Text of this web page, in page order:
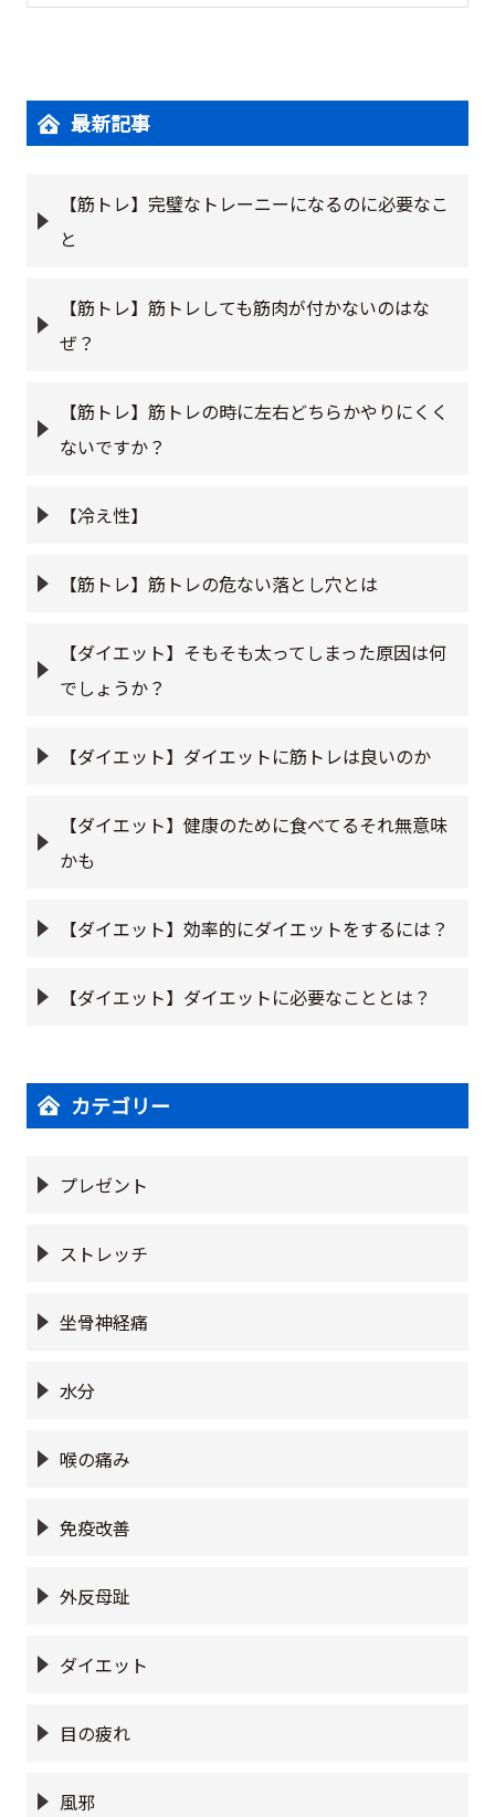
最新記事
【筋トレ】完璧なトレーニーになるのに必要なこ
と
【筋トレ】筋トレしても筋肉が付かないのはな
ぜ？
【筋トレ】筋トレの時に左右どちらかやりにくく
ないですか？
【冷え性】
【筋トレ】筋トレの危ない落とし穴とは
【ダイエット】そもそも太ってしまった原因は何
でしょうか？
【ダイエット】ダイエットに筋トレは良いのか
【ダイエット】健康のために食べてるそれ無意味
かも
【ダイエット】効率的にダイエットをするには？
【ダイエット】ダイエットに必要なこととは？
カテゴリー
プレゼント
ストレッチ
坐骨神経痛
水分
喉の痛み
免疫改善
外反母趾
ダイエット
目の疲れ
風邪